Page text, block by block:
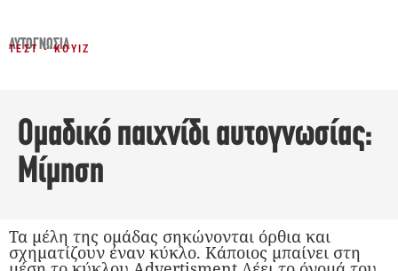
ΑΥΤΟΓΝΩΣΊΑ
ΤΕΣΤ - ΚΟΥΊΖ
Ομαδικό παιχνίδι αυτογνωσίας:
Μίμηση
Τα μέλη της ομάδας σηκώνονται όρθια και
σχηματίζουν έναν κύκλο. Κάποιος μπαίνει στη